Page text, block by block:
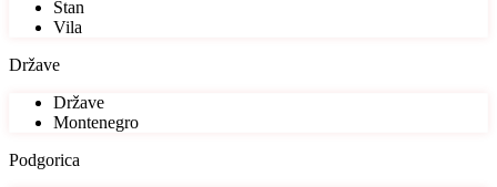
Stan
Vila
Države
Države
Montenegro
Podgorica